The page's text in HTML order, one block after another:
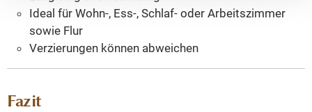
Ideal für Wohn-, Ess-, Schlaf- oder Arbeitszimmer
sowie Flur
Verzierungen können abweichen
Fazit